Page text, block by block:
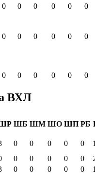
0 0 0 0 0
0
0 0 0 0 0
0
0 0 0 0 0 0
ВХЛ
ШБ ШМ ШО ШП РБ
0 0 0 0 0
0 0 0 0 0
0 0 0 0 0